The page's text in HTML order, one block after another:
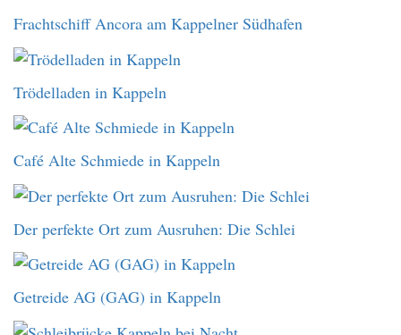
Frachtschiff Ancora am Kappelner Südhafen
Trödelladen in Kappeln
Café Alte Schmiede in Kappeln
Der perfekte Ort zum Ausruhen: Die Schlei
Getreide AG (GAG) in Kappeln